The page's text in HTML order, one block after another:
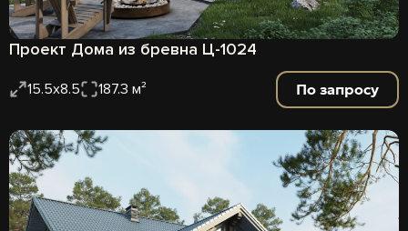
Проект Дома из бревна Ц-1024
15.5x8.5 187.3 м² По запросу